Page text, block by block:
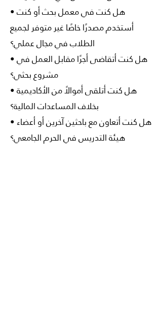
• هل كنت في معمل بحث أو كنت
أستخدم مصدرًا خاصًا غير متوفر لجميع
الطلاب في مجال عملي؟
• هل كنت أتقاضى أجرًا مقابل العمل في
مشروع بحثي؟
• هل كنت أتلقى أموالاً من الأكاديمية
بخلاف المساعدات المالية؟
• هل كنت أتعاون مع باحثين آخرين أو أعضاء
هيئة التدريس في الحرم الجامعي؟